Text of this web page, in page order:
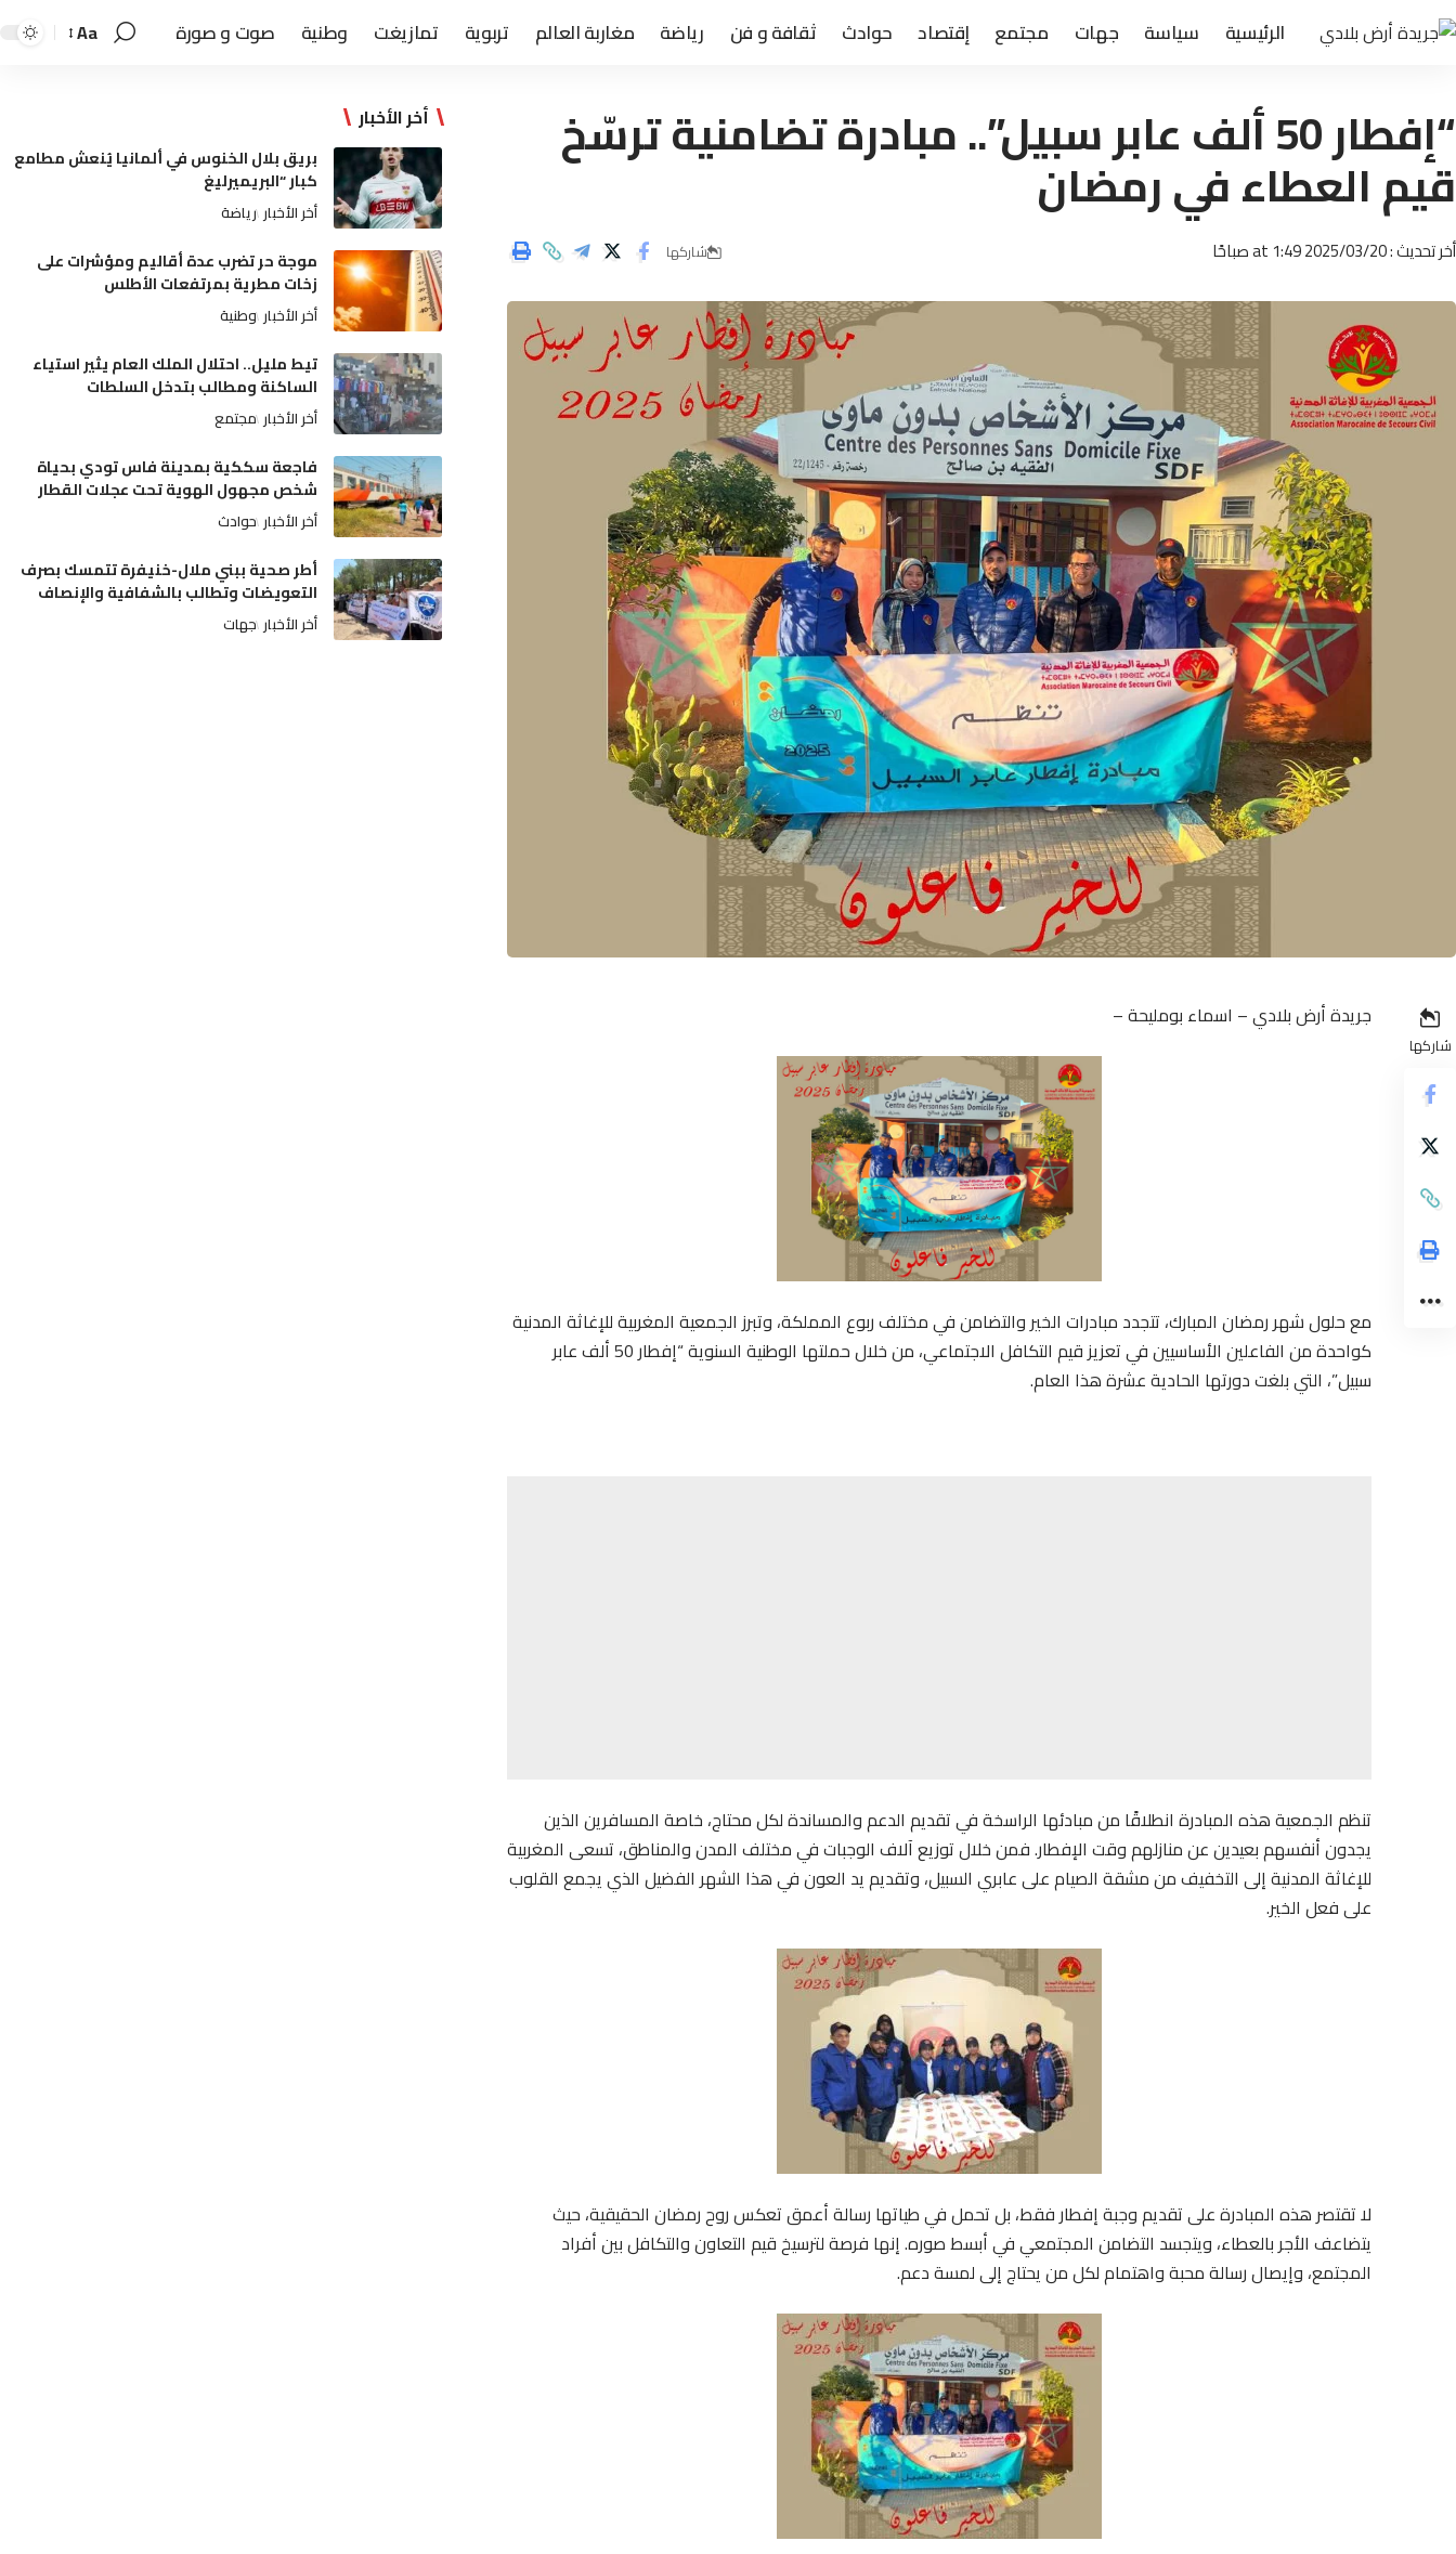
الرئيسية سياسة جهات مجتمع إقتصاد حوادث ثقافة و فن رياضة مغاربة العالم تربوية تمازيغت وطنية صوت و صورة Aa
“إفطار 50 ألف عابر سبيل”.. مبادرة تضامنية ترسّخ
قيم العطاء في رمضان
أخر تحديث : 2025/03/20 at 1:49 صباحًا شاركها
شاركها
جريدة أرض بلادي – اسماء بومليحة –
مع حلول شهر رمضان المبارك، تتجدد مبادرات الخير والتضامن في مختلف ربوع المملكة، وتبرز الجمعية المغربية للإغاثة المدنية
كواحدة من الفاعلين الأساسيين في تعزيز قيم التكافل الاجتماعي، من خلال حملتها الوطنية السنوية “إفطار 50 ألف عابر
سبيل”، التي بلغت دورتها الحادية عشرة هذا العام.
تنظم الجمعية هذه المبادرة انطلاقًا من مبادئها الراسخة في تقديم الدعم والمساندة لكل محتاج، خاصة المسافرين الذين
يجدون أنفسهم بعيدين عن منازلهم وقت الإفطار. فمن خلال توزيع آلاف الوجبات في مختلف المدن والمناطق، تسعى المغربية
للإغاثة المدنية إلى التخفيف من مشقة الصيام على عابري السبيل، وتقديم يد العون في هذا الشهر الفضيل الذي يجمع القلوب
على فعل الخير.
لا تقتصر هذه المبادرة على تقديم وجبة إفطار فقط، بل تحمل في طياتها رسالة أعمق تعكس روح رمضان الحقيقية، حيث
يتضاعف الأجر بالعطاء، ويتجسد التضامن المجتمعي في أبسط صوره. إنها فرصة لترسيخ قيم التعاون والتكافل بين أفراد
المجتمع، وإيصال رسالة محبة واهتمام لكل من يحتاج إلى لمسة دعم.
أخر الأخبار
بريق بلال الخنوس في ألمانيا يُنعش مطامع
كبار “البريميرليغ
أخر الأخبار رياضة
موجة حر تضرب عدة أقاليم ومؤشرات على
زخات مطرية بمرتفعات الأطلس
أخر الأخبار وطنية
تيط مليل.. احتلال الملك العام يثير استياء
الساكنة ومطالب بتدخل السلطات
أخر الأخبار مجتمع
فاجعة سككية بمدينة فاس تودي بحياة
شخص مجهول الهوية تحت عجلات القطار
أخر الأخبار حوادث
أطر صحية ببني ملال-خنيفرة تتمسك بصرف
التعويضات وتطالب بالشفافية والإنصاف
أخر الأخبار جهات